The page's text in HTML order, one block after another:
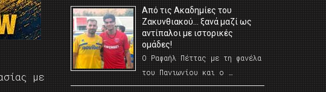
με
Από τις Ακαδημίες του
Ζακυνθιακού… ξανά μαζί ως
αντίπαλοι με ιστορικές
ομάδες!
Ο Ραφαήλ Πέττας με τη φανέλα
του Πανιωνίου και ο …